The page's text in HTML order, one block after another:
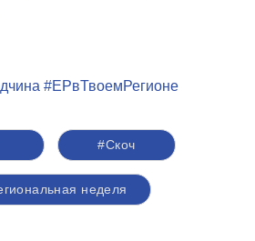
#ЕРвТвоемРегионе
#Скоч
неделя